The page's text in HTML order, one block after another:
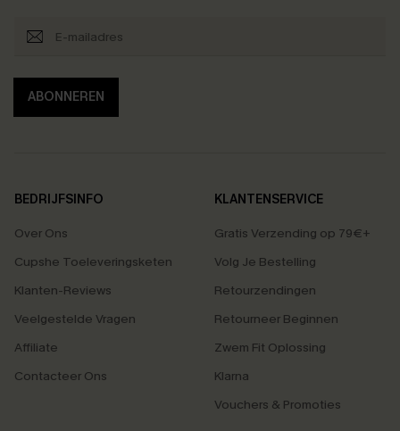
ABONNEREN
BEDRIJFSINFO
Over Ons
Cupshe Toeleveringsketen
Klanten-Reviews
Veelgestelde Vragen
Affiliate
Contacteer Ons
KLANTENSERVICE
Gratis Verzending op 79€+
Volg Je Bestelling
Retourzendingen
Retourneer Beginnen
Zwem Fit Oplossing
Klarna
Vouchers & Promoties